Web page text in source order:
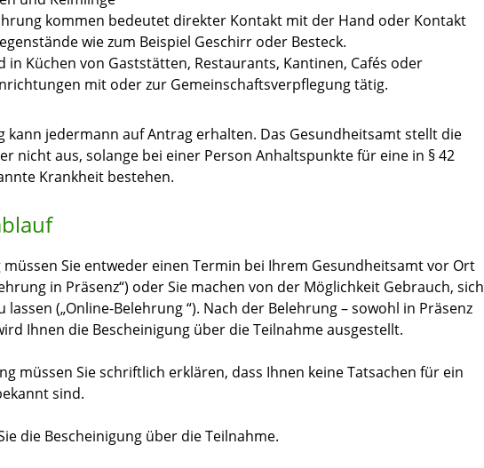
kommen bedeutet direkter Kontakt mit der Hand oder Kontakt
wie zum Beispiel Geschirr oder Besteck.
in Küchen von Gaststätten, Restaurants, Kantinen, Cafés oder
mit oder zur Gemeinschaftsverpflegung tätig.
kann jedermann auf Antrag erhalten. Das Gesundheitsamt stellt die
nicht aus, solange bei einer Person Anhaltspunkte für eine in § 42
Krankheit bestehen.
müssen Sie entweder einen Termin bei Ihrem Gesundheitsamt vor Ort
in Präsenz“) oder Sie machen von der Möglichkeit Gebrauch, sich
lassen („Online-Belehrung “). Nach der Belehrung – sowohl in Präsenz
Ihnen die Bescheinigung über die Teilnahme ausgestellt.
müssen Sie schriftlich erklären, dass Ihnen keine Tatsachen für ein
sind.
die Bescheinigung über die Teilnahme.